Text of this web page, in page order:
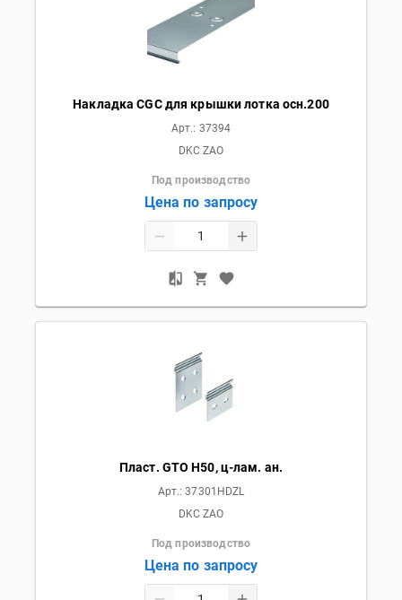
Накладка CGC для крышки лотка осн.200
Арт.: 37394
DKC ZAO
Под производство
Цена по запросу
Пласт. GTO H50, ц-лам. ан.
Арт.:37301HDZL
DKC ZAO
Под производство
Цена по запросу